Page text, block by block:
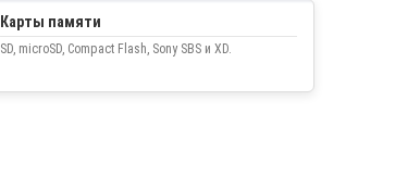
Карты памяти
SD, microSD, Compact Flash, Sony SBS и XD.